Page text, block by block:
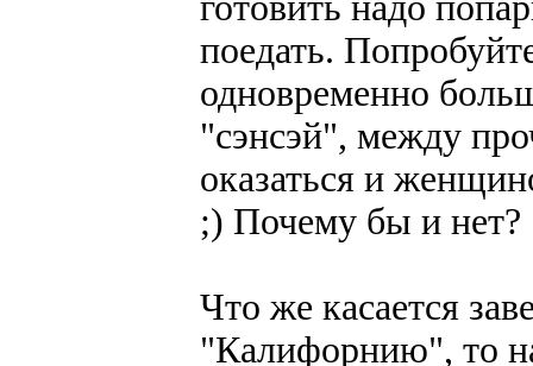
поедать.
одновременно
"сэнсэй", между
оказаться и
;) Почему бы и нет?
Что же касается
"Калифорнию", то